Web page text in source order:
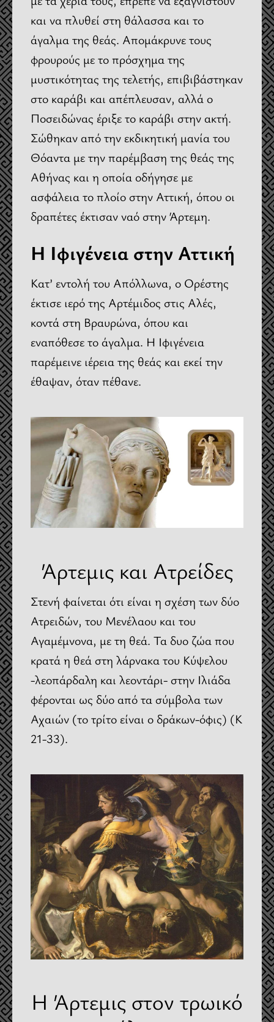
και να πλυθεί στη θάλασσα και το
άγαλμα της θεάς. Απομάκρυνε τους
φρουρούς με το πρόσχημα της
μυστικότητας της τελετής, επιβιβάστηκαν
στο καράβι και απέπλευσαν, αλλά ο
Ποσειδώνας έριξε το καράβι στην ακτή.
Σώθηκαν από την εκδικητική μανία του
Θόαντα με την παρέμβαση της θεάς της
Αθήνας και η οποία οδήγησε με
ασφάλεια το πλοίο στην Αττική, όπου οι
δραπέτες έκτισαν ναό στην Άρτεμη.
Η Ιφιγένεια στην Αττική
Κατ’ εντολή του Απόλλωνα, ο Ορέστης
έκτισε ιερό της Αρτέμιδος στις Αλές,
κοντά στη Βραυρώνα, όπου και
εναπόθεσε το άγαλμα. Η Ιφιγένεια
παρέμεινε ιέρεια της θεάς και εκεί την
έθαψαν, όταν πέθανε.
Άρτεμις και Ατρείδες
Στενή φαίνεται ότι είναι η σχέση των δύο
Ατρειδών, του Μενέλαου και του
Αγαμέμνονα, με τη θεά. Τα δυο ζώα που
κρατά η θεά στη λάρνακα του Κύψελου
-λεοπάρδαλη και λεοντάρι- στην Ιλιάδα
φέρονται ως δύο από τα σύμβολα των
Αχαιών (το τρίτο είναι ο δράκων-όφις) (Κ
21-33).
Η Άρτεμις στον τρωικό